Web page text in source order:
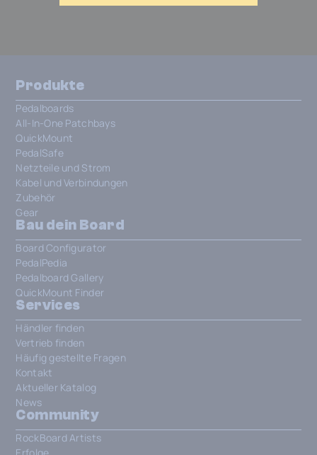
Produkte
Pedalboards
All-In-One Patchbays
QuickMount
PedalSafe
Netzteile und Strom
Kabel und Verbindungen
Zubehör
Gear
Bau dein Board
Board Configurator
PedalPedia
Pedalboard Gallery
QuickMount Finder
Services
Händler finden
Vertrieb finden
Häufig gestellte Fragen
Kontakt
Aktueller Katalog
News
Community
RockBoard Artists